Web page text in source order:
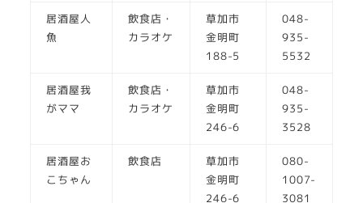
居酒屋人
魚
飲食店・
カラオケ
草加市
金明町
188-5
048-
935-
5532
居酒屋我
がママ
飲食店・
カラオケ
草加市
金明町
246-6
048-
935-
3528
居酒屋お
こちゃん
飲食店
草加市
金明町
246-6
080-
1007-
3081